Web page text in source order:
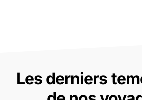
Les derniers